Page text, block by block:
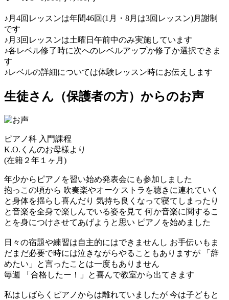
♪月4回レッスンは年間46回(1月・8月は3回レッスン)月謝制
です
♪月3回レッスンは土曜日午前中のみ実施しています
♪各レベル修了時に次へのレベルアップか修了か選択できま
す
♪レベルの詳細については体験レッスン時にお伝えします
生徒さん（保護者の方）からのお声
ピアノ科 入門課程
K.O.くんのお母様より
(在籍２年１ヶ月)
年少からピアノを習い始め発表会にも参加しました
抱っこの頃から 吹奏楽やオーケストラを聴きに連れていく
と身体を揺らし喜んだり 気持ち良くなって寝てしまったり
と音楽を全身で楽しんでいる姿を見て 何か音楽に関するこ
とを身につけさせてあげようと思い ピアノを始めました
日々の宿題や練習は自主的にはできませんし お手伝いもま
だまだ必要で時には泣きながらやることもありますが 「辞
めたい」と言ったことは一度もありません
毎週 「合格したー！」と喜んで教室から出てきます
私はしばらくピアノからは離れていましたが 今は子どもと